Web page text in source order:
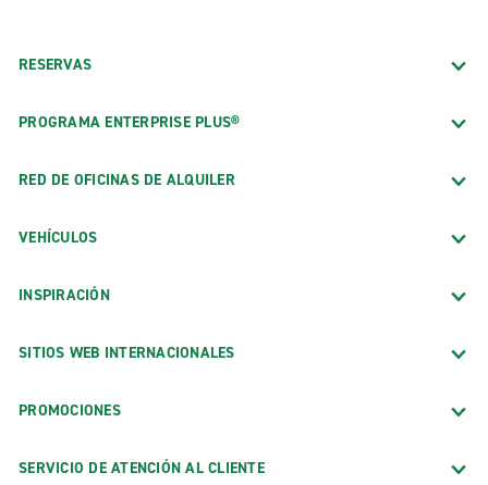
RESERVAS
PROGRAMA ENTERPRISE PLUS®
RED DE OFICINAS DE ALQUILER
VEHÍCULOS
INSPIRACIÓN
SITIOS WEB INTERNACIONALES
PROMOCIONES
SERVICIO DE ATENCIÓN AL CLIENTE